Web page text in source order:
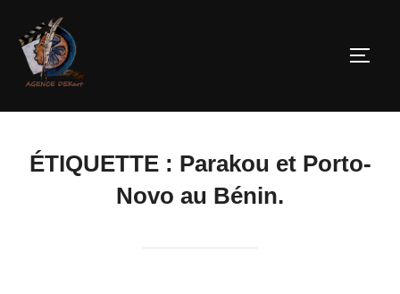
ÉTIQUETTE : Parakou et Porto-
Novo au Bénin.